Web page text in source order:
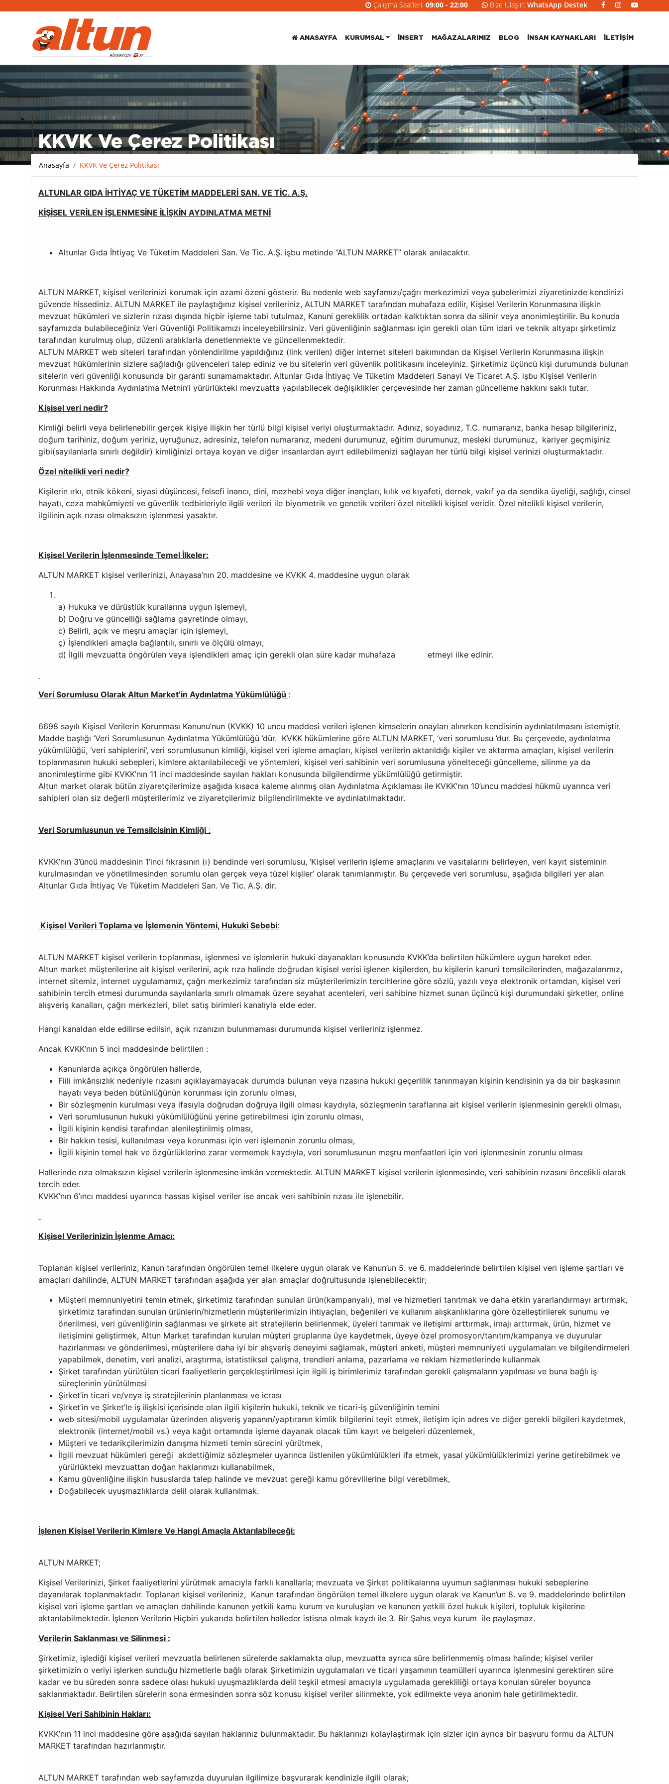
Çalışma Saatleri: 09:00 - 22:00 Bize Ulaşın: WhatsApp Destek
ANASAYFA KURUMSAL INSERT MAĞAZALARIMIZ BLOG İNSAN KAYNAKLARI İLETIŞIM
KKVK Ve Çerez Politikası
Anasayfa KKVK Ve Çerez Politikası
ALTUNLAR GIDA İHTİYAÇ VE TÜKETİM MADDELERİ SAN. VE TİC. A.Ş.
KİŞİSEL VERİLEN İŞLENMESİNE İLİŞKİN AYDINLATMA METNİ
Altunlar Gıda İhtiyaç Ve Tüketim Maddeleri San. Ve Tic. A.Ş. işbu metinde “ALTUN MARKET” olarak anılacaktır.
ALTUN MARKET, kişisel verilerinizi korumak için azami özeni gösterir. Bu nedenle web sayfamızı/çağrı merkezimizi veya şubelerimizi ziyaretinizde kendinizi
güvende hissediniz. ALTUN MARKET ile paylaştığınız kişisel verileriniz, ALTUN MARKET tarafından muhafaza edilir, Kişisel Verilerin Korunmasına ilişkin
mevzuat hükümleri ve sizlerin rızası dışında hiçbir işleme tabi tutulmaz, Kanuni gereklilik ortadan kalktıktan sonra da silinir veya anonimleştirilir. Bu konuda
sayfamızda bulabileceğiniz Veri Güvenliği Politikamızı inceleyebilirsiniz. Veri güvenliğinin sağlanması için gerekli olan tüm idari ve teknik altyapı şirketimiz
tarafından kurulmuş olup, düzenli aralıklarla denetlenmekte ve güncellenmektedir.
ALTUN MARKET web siteleri tarafından yönlendirilme yapıldığınız (link verilen) diğer internet siteleri bakımından da Kişisel Verilerin Korunmasına ilişkin
mevzuat hükümlerinin sizlere sağladığı güvenceleri talep ediniz ve bu sitelerin veri güvenlik politikasını inceleyiniz. Şirketimiz üçüncü kişi durumunda bulunan
sitelerin veri güvenliği konusunda bir garanti sunamamaktadır. Altunlar Gıda İhtiyaç Ve Tüketim Maddeleri Sanayi Ve Ticaret A.Ş. işbu Kişisel Verilerin
Korunması Hakkında Aydınlatma Metnin’i yürürlükteki mevzuatta yapılabilecek değişiklikler çerçevesinde her zaman güncelleme hakkını saklı tutar.
Kişisel veri nedir?
Kimliği belirli veya belirlenebilir gerçek kişiye ilişkin her türlü bilgi kişisel veriyi oluşturmaktadır. Adınız, soyadınız, T.C. numaranız, banka hesap bilgileriniz,
doğum tarihiniz, doğum yeriniz, uyruğunuz, adresiniz, telefon numaranız, medeni durumunuz, eğitim durumunuz, mesleki durumunuz, kariyer geçmişiniz
gibi(sayılanlarla sınırlı değildir) kimliğinizi ortaya koyan ve diğer insanlardan ayırt edilebilmenizi sağlayan her türlü bilgi kişisel verinizi oluşturmaktadır.
Özel nitelikli veri nedir?
Kişilerin ırkı, etnik kökeni, siyasi düşüncesi, felsefi inancı, dini, mezhebi veya diğer inançları, kılık ve kıyafeti, dernek, vakıf ya da sendika üyeliği, sağlığı, cinsel
hayatı, ceza mahkûmiyeti ve güvenlik tedbirleriyle ilgili verileri ile biyometrik ve genetik verileri özel nitelikli kişisel veridir. Özel nitelikli kişisel verilerin,
ilgilinin açık rızası olmaksızın işlenmesi yasaktır.
Kişisel Verilerin İşlenmesinde Temel İlkeler:
ALTUN MARKET kişisel verilerinizi, Anayasa’nın 20. maddesine ve KVKK 4. maddesine uygun olarak
a) Hukuka ve dürüstlük kurallarına uygun işlemeyi,
b) Doğru ve güncelliği sağlama gayretinde olmayı,
c) Belirli, açık ve meşru amaçlar için işlemeyi,
ç) İşlendikleri amaçla bağlantılı, sınırlı ve ölçülü olmayı,
d) İlgili mevzuatta öngörülen veya işlendikleri amaç için gerekli olan süre kadar muhafaza etmeyi ilke edinir.
Veri Sorumlusu Olarak Altun Market’in Aydınlatma Yükümlülüğü :
6698 sayılı Kişisel Verilerin Korunması Kanunu’nun (KVKK) 10 uncu maddesi verileri işlenen kimselerin onayları alınırken kendisinin aydınlatılmasını istemiştir.
Madde başlığı ‘Veri Sorumlusunun Aydınlatma Yükümlülüğü ’dür. KVKK hükümlerine göre ALTUN MARKET, ‘veri sorumlusu ’dur. Bu çerçevede, aydınlatma
yükümlülüğü, ‘veri sahiplerini’, veri sorumlusunun kimliği, kişisel veri işleme amaçları, kişisel verilerin aktarıldığı kişiler ve aktarma amaçları, kişisel verilerin
toplanmasının hukuki sebepleri, kimlere aktarılabileceği ve yöntemleri, kişisel veri sahibinin veri sorumlusuna yönelteceği güncelleme, silinme ya da
anonimleştirme gibi KVKK’nın 11 inci maddesinde sayılan hakları konusunda bilgilendirme yükümlülüğü getirmiştir.
Altun market olarak bütün ziyaretçilerimize aşağıda kısaca kaleme alınmış olan Aydınlatma Açıklaması ile KVKK’nın 10’uncu maddesi hükmü uyarınca veri
sahipleri olan siz değerli müşterilerimiz ve ziyaretçilerimiz bilgilendirilmekte ve aydınlatılmaktadır.
Veri Sorumlusunun ve Temsilcisinin Kimliği :
KVKK’nın 3’üncü maddesinin 1’inci fıkrasının (ı) bendinde veri sorumlusu, ‘Kişisel verilerin işleme amaçlarını ve vasıtalarını belirleyen, veri kayıt sisteminin
kurulmasından ve yönetilmesinden sorumlu olan gerçek veya tüzel kişiler’ olarak tanımlanmıştır. Bu çerçevede veri sorumlusu, aşağıda bilgileri yer alan
Altunlar Gıda İhtiyaç Ve Tüketim Maddeleri San. Ve Tic. A.Ş. dir.
Kişisel Verileri Toplama ve İşlemenin Yöntemi, Hukuki Sebebi:
ALTUN MARKET kişisel verilerin toplanması, işlenmesi ve işlemlerin hukuki dayanakları konusunda KVKK’da belirtilen hükümlere uygun hareket eder.
Altun market müşterilerine ait kişisel verilerini, açık rıza halinde doğrudan kişisel verisi işlenen kişilerden, bu kişilerin kanuni temsilcilerinden, mağazalarımız,
internet sitemiz, internet uygulamamız, çağrı merkezimiz tarafından siz müşterilerimizin tercihlerine göre sözlü, yazılı veya elektronik ortamdan, kişisel veri
sahibinin tercih etmesi durumunda sayılanlarla sınırlı olmamak üzere seyahat acenteleri, veri sahibine hizmet sunan üçüncü kişi durumundaki şirketler, online
alışveriş kanalları, çağrı merkezleri, bilet satış birimleri kanalıyla elde eder.
Hangi kanaldan elde edilirse edilsin, açık rızanızın bulunmaması durumunda kişisel verileriniz işlenmez.
Ancak KVKK’nın 5 inci maddesinde belirtilen :
Kanunlarda açıkça öngörülen hallerde,
Fiili imkânsızlık nedeniyle rızasını açıklayamayacak durumda bulunan veya rızasına hukuki geçerlilik tanınmayan kişinin kendisinin ya da bir başkasının
hayatı veya beden bütünlüğünün korunması için zorunlu olması,
Bir sözleşmenin kurulması veya ifasıyla doğrudan doğruya ilgili olması kaydıyla, sözleşmenin taraflarına ait kişisel verilerin işlenmesinin gerekli olması,
Veri sorumlusunun hukuki yükümlülüğünü yerine getirebilmesi için zorunlu olması,
İlgili kişinin kendisi tarafından alenileştirilmiş olması,
Bir hakkın tesisi, kullanılması veya korunması için veri işlemenin zorunlu olması,
İlgili kişinin temel hak ve özgürlüklerine zarar vermemek kaydıyla, veri sorumlusunun meşru menfaatleri için veri işlenmesinin zorunlu olması
Hallerinde rıza olmaksızın kişisel verilerin işlenmesine imkân vermektedir. ALTUN MARKET kişisel verilerin işlenmesinde, veri sahibinin rızasını öncelikli olarak
tercih eder.
KVKK’nın 6’ıncı maddesi uyarınca hassas kişisel veriler ise ancak veri sahibinin rızası ile işlenebilir.
Kişisel Verilerinizin İşlenme Amacı:
Toplanan kişisel verileriniz, Kanun tarafından öngörülen temel ilkelere uygun olarak ve Kanun’un 5. ve 6. maddelerinde belirtilen kişisel veri işleme şartları ve
amaçları dahilinde, ALTUN MARKET tarafından aşağıda yer alan amaçlar doğrultusunda işlenebilecektir;
Müşteri memnuniyetini temin etmek, şirketimiz tarafından sunulan ürün(kampanyalı), mal ve hizmetleri tanıtmak ve daha etkin yararlandırmayı artırmak,
şirketimiz tarafından sunulan ürünlerin/hizmetlerin müşterilerimizin ihtiyaçları, beğenileri ve kullanım alışkanlıklarına göre özelleştirilerek sunumu ve
önerilmesi, veri güvenliğinin sağlanması ve şirkete ait stratejilerin belirlenmek, üyeleri tanımak ve iletişimi arttırmak, imajı arttırmak, ürün, hizmet ve
iletişimini geliştirmek, Altun Market tarafından kurulan müşteri gruplarına üye kaydetmek, üyeye özel promosyon/tanıtım/kampanya ve duyurular
hazırlanması ve gönderilmesi, müşterilere daha iyi bir alışveriş deneyimi sağlamak, müşteri anketi, müşteri memnuniyeti uygulamaları ve bilgilendirmeleri
yapabilmek, denetim, veri analizi, araştırma, istatistiksel çalışma, trendleri anlama, pazarlama ve reklam hizmetlerinde kullanmak
Şirket tarafından yürütülen ticari faaliyetlerin gerçekleştirilmesi için ilgili iş birimlerimiz tarafından gerekli çalışmaların yapılması ve buna bağlı iş
süreçlerinin yürütülmesi
Şirket’in ticari ve/veya iş stratejilerinin planlanması ve icrası
Şirket’in ve Şirket’le iş ilişkisi içerisinde olan ilgili kişilerin hukuki, teknik ve ticari-iş güvenliğinin temini
web sitesi/mobil uygulamalar üzerinden alışveriş yapanın/yaptıranın kimlik bilgilerini teyit etmek, iletişim için adres ve diğer gerekli bilgileri kaydetmek,
elektronik (internet/mobil vs.) veya kağıt ortamında işleme dayanak olacak tüm kayıt ve belgeleri düzenlemek,
Müşteri ve tedarikçilerimizin danışma hizmeti temin sürecini yürütmek,
İlgili mevzuat hükümleri gereği akdettiğimiz sözleşmeler uyarınca üstlenilen yükümlülükleri ifa etmek, yasal yükümlülüklerimizi yerine getirebilmek ve
yürürlükteki mevzuattan doğan haklarımızı kullanabilmek,
Kamu güvenliğine ilişkin hususlarda talep halinde ve mevzuat gereği kamu görevlilerine bilgi verebilmek,
Doğabilecek uyuşmazlıklarda delil olarak kullanılmak.
İşlenen Kişisel Verilerin Kimlere Ve Hangi Amaçla Aktarılabileceği:
ALTUN MARKET;
Kişisel Verilerinizi, Şirket faaliyetlerini yürütmek amacıyla farklı kanallarla; mevzuata ve Şirket politikalarına uyumun sağlanması hukuki sebeplerine
dayanılarak toplanmaktadır. Toplanan kişisel verileriniz, Kanun tarafından öngörülen temel ilkelere uygun olarak ve Kanun’un 8. ve 9. maddelerinde belirtilen
kişisel veri işleme şartları ve amaçları dahilinde kanunen yetkili kamu kurum ve kuruluşları ve kanunen yetkili özel hukuk kişileri, topluluk kişilerine
aktarılabilmektedir. İşlenen Verilerin Hiçbiri yukarıda belirtilen halleder istisna olmak kaydı ile 3. Bir Şahıs veya kurum ile paylaşmaz.
Verilerin Saklanması ve Silinmesi :
Şirketimiz, işlediği kişisel verileri mevzuatla belirlenen sürelerde saklamakta olup, mevzuatta ayrıca süre belirlenmemiş olması halinde; kişisel veriler
şirketimizin o veriyi işlerken sunduğu hizmetlerle bağlı olarak Şirketimizin uygulamaları ve ticari yaşamının teamülleri uyarınca işlenmesini gerektiren süre
kadar ve bu süreden sonra sadece olası hukuki uyuşmazlıklarda delil teşkil etmesi amacıyla uygulamada gerekliliği ortaya konulan süreler boyunca
saklanmaktadır. Belirtilen sürelerin sona ermesinden sonra söz konusu kişisel veriler silinmekte, yok edilmekte veya anonim hale getirilmektedir.
Kişisel Veri Sahibinin Hakları:
KVKK’nın 11 inci maddesine göre aşağıda sayılan haklarınız bulunmaktadır. Bu haklarınızı kolaylaştırmak için sizler için ayrıca bir başvuru formu da ALTUN
MARKET tarafından hazırlanmıştır.
ALTUN MARKET tarafından web sayfamızda duyurulan ilgilimize başvurarak kendinizle ilgili olarak;